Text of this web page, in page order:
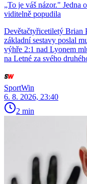
„To je váš názor." Jedna
viditelně popudila
Devětačtyřicetiletý Brian
základní sestavy poslal
výhře 2:1 nad Lyonem
na Letné za svého
SportWin
6. 8. 2026, 23:40
2 min